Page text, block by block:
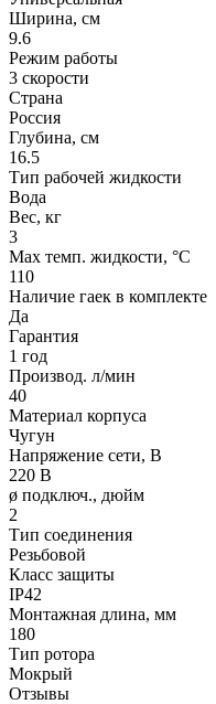
Ширина, см
9.6
Режим работы
3 скорости
Страна
Россия
Глубина, см
16.5
Тип рабочей жидкости
Вода
Вес, кг
3
Max темп. жидкости, °С
110
Наличие гаек в комплекте
Да
Гарантия
1 год
Производ. л/мин
40
Материал корпуса
Чугун
Напряжение сети, В
220 В
ø подключ., дюйм
2
Тип соединения
Резьбовой
Класс защиты
IP42
Монтажная длина, мм
180
Тип ротора
Мокрый
Отзывы